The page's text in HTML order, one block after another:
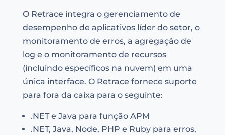
O Retrace integra o gerenciamento de
desempenho de aplicativos líder do setor, o
monitoramento de erros, a agregação de
log e o monitoramento de recursos
(incluindo específicos na nuvem) em uma
única interface. O Retrace fornece suporte
para fora da caixa para o seguinte:
.NET e Java para função APM
.NET, Java, Node, PHP e Ruby para erros,